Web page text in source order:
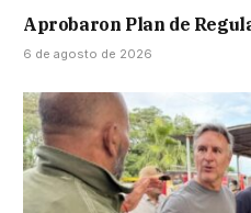
Aprobaron Plan de
6 de agosto de 2026